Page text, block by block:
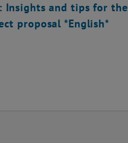
Insights and tips for the
proposal *English*